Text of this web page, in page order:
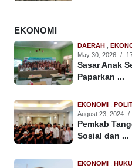
EKONOMI
DAERAH ,
May 30, 2026 /
Sasar Anak
Paparkan ...
EKONOMI ,
August 23, 2024 /
Pemkab
Sosial dan ...
EKONOMI ,